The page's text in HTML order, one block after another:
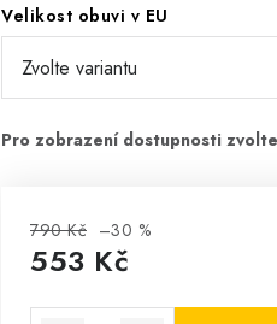
Velikost obuvi v EU
790 Kč –30 %
553 Kč